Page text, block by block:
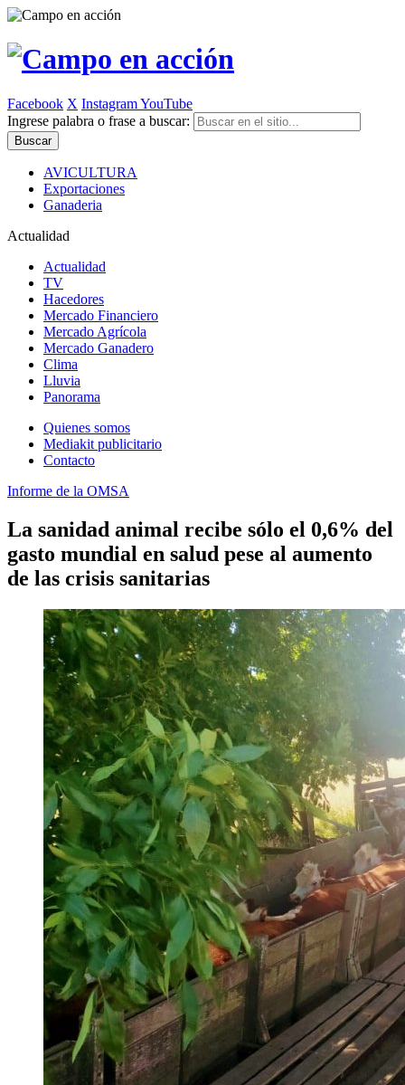
Facebook X InstagramYouTube
Ingrese palabra o frase a buscar:
AVICULTURA
Exportaciones
Ganaderia
Actualidad
Actualidad
TV
Hacedores
Mercado Financiero
Mercado Agrícola
Mercado Ganadero
Clima
Lluvia
Panorama
Quienes somos
Mediakit publicitario
Contacto
Informe de la OMSA
La sanidad animal recibe sólo el 0,6% del
gasto mundial en salud pese al aumento
de las crisis sanitarias